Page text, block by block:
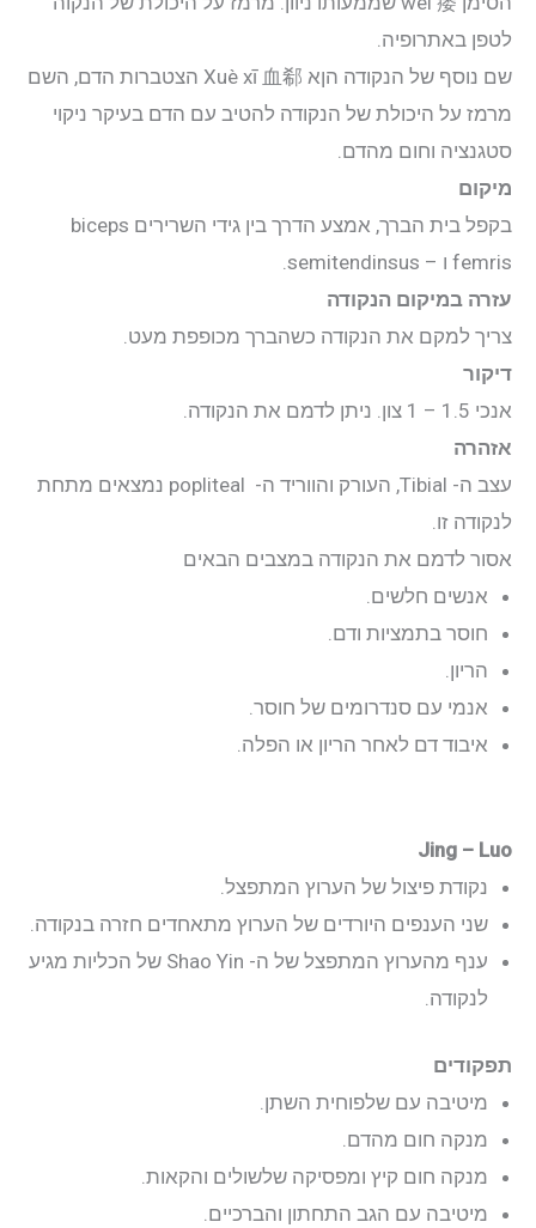
לטפן באתרופיה.
שם נוסף של הנקודה הןא Xuè xī 血郗 הצטברות הדם, השם
מרמז על היכולת של הנקודה להטיב עם הדם בעיקר ניקוי
סטגנציה וחום מהדם.
מיקום
בקפל בית הברך, אמצע הדרך בין גידי השרירים biceps
femris ו – semitendinsus.
עזרה במיקום הנקודה
צריך למקם את הנקודה כשהברך מכופפת מעט.
דיקור
אנכי 1.5 – 1 צון. ניתן לדמם את הנקודה.
אזהרה
עצב ה- Tibial, העורק והווריד ה- popliteal נמצאים מתחת
לנקודה זו.
אסור לדמם את הנקודה במצבים הבאים
אנשים חלשים.
חוסר בתמציות ודם.
הריון.
אנמי עם סנדרומים של חוסר.
איבוד דם לאחר הריון או הפלה.
Jing – Luo
נקודת פיצול של הערוץ המתפצל.
שני הענפים היורדים של הערוץ מתאחדים חזרה בנקודה.
ענף מהערוץ המתפצל של ה- Shao Yin של הכליות מגיע
לנקודה.
תפקודים
מיטיבה עם שלפוחית השתן.
מנקה חום מהדם.
מנקה חום קיץ ומפסיקה שלשולים והקאות.
מיטיבה עם הגב התחתון והברכיים.